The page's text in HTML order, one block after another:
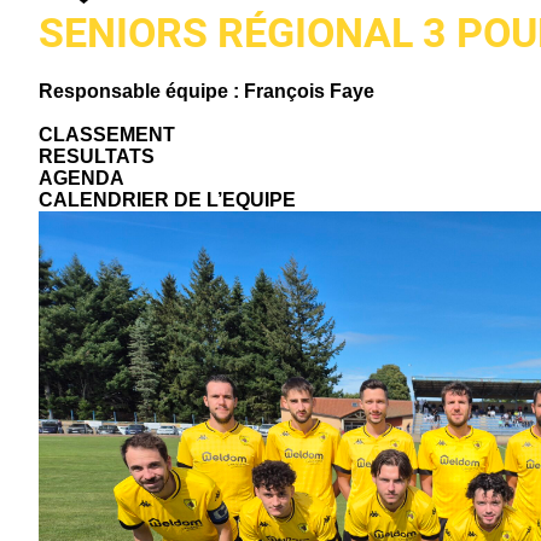
SENIORS RÉGIONAL 3
Responsable équipe : François Faye
CLASSEMENT
RESULTATS
AGENDA
CALENDRIER DE L’EQUIPE